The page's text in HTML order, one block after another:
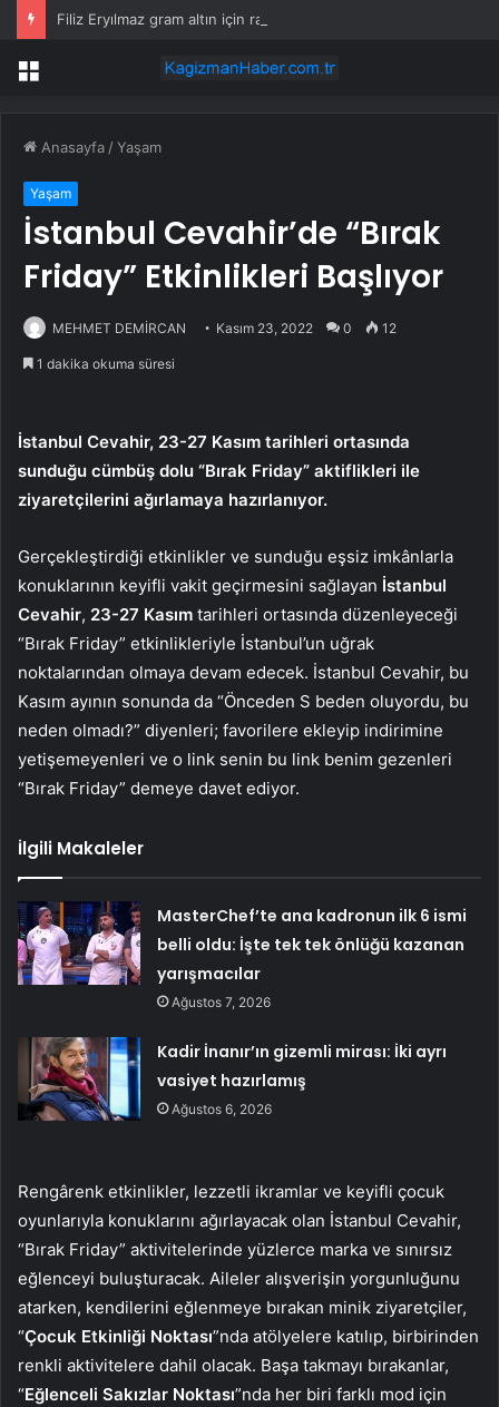
Menü
Anasayfa /Yaşam
Yaşam
İstanbul Cevahir’de “Bırak
Friday” Etkinlikleri Başlıyor
MEHMET DEMİRCAN Kasım 23, 2022 0 12
1 dakika okuma süresi
İstanbul Cevahir, 23-27 Kasım tarihleri ortasında
sunduğu cümbüş dolu “Bırak Friday” aktiflikleri ile
ziyaretçilerini ağırlamaya hazırlanıyor.
Gerçekleştirdiği etkinlikler ve sunduğu eşsiz imkânlarla
konuklarının keyifli vakit geçirmesini sağlayan İstanbul
Cevahir, 23-27 Kasım tarihleri ortasında düzenleyeceği
“Bırak Friday” etkinlikleriyle İstanbul’un uğrak
noktalarından olmaya devam edecek. İstanbul Cevahir, bu
Kasım ayının sonunda da “Önceden S beden oluyordu, bu
neden olmadı?” diyenleri; favorilere ekleyip indirimine
yetişemeyenleri ve o link senin bu link benim gezenleri
“Bırak Friday” demeye davet ediyor.
İlgili Makaleler
MasterChef’te ana kadronun ilk 6 ismi
belli oldu: İşte tek tek önlüğü kazanan
yarışmacılar
Ağustos 7, 2026
Kadir İnanır’ın gizemli mirası: İki ayrı
vasiyet hazırlamış
Ağustos 6, 2026
Rengârenk etkinlikler, lezzetli ikramlar ve keyifli çocuk
oyunlarıyla konuklarını ağırlayacak olan İstanbul Cevahir,
“Bırak Friday” aktivitelerinde yüzlerce marka ve sınırsız
eğlenceyi buluşturacak. Aileler alışverişin yorgunluğunu
atarken, kendilerini eğlenmeye bırakan minik ziyaretçiler,
“Çocuk Etkinliği Noktası”nda atölyelere katılıp, birbirinden
renkli aktivitelere dahil olacak. Başa takmayı bırakanlar,
“Eğlenceli Sakızlar Noktası”nda her biri farklı mod için